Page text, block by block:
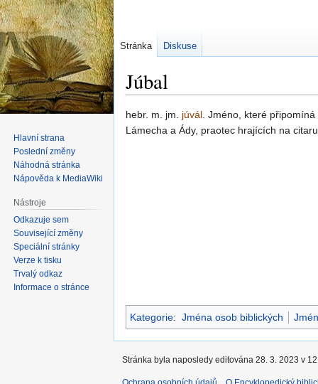
Júbal
Skočit
na
Skočit
na
hebr. m. jm. júvál. Jméno, které
Lámecha a Ády, praotec hrajících na
Kategorie: Jména osob biblických
Stránka Diskuse
Hlavní strana
Poslední změny
Náhodná stránka
Nápověda k MediaWiki
Nástroje
Odkazuje sem
Související změny
Speciální stránky
Verze k tisku
Trvalý odkaz
Informace o stránce
Stránka byla naposledy editována 28. 3. 2023 v